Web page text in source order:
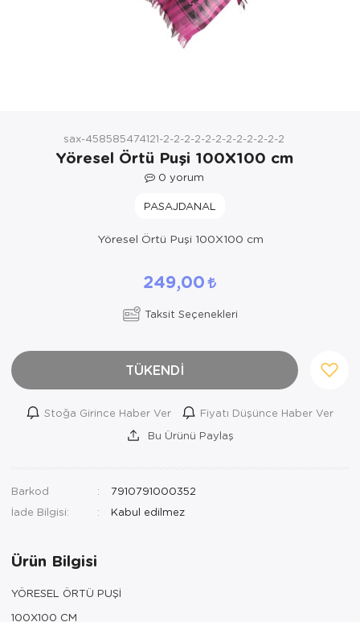
Kozmetik, Kişisel Bakım ve Sağlık
sax-458585474121-2-2-2-2-2-2-2-2-2-2-2-2
Yöresel Örtü Puşi 100X100 cm
0 yorum
PASAJDANAL
Yöresel Örtü Puşi 100X100 cm
249,00
Taksit Seçenekleri
TÜKENDİ
Stoğa Girince Haber Ver
Fiyatı Düşünce Haber Ver
Bu Ürünü Paylaş
Barkod
7910791000352
İade Bilgisi:
Ürün Bilgisi
YÖRESEL ÖRTÜ PUŞİ
100X100 CM